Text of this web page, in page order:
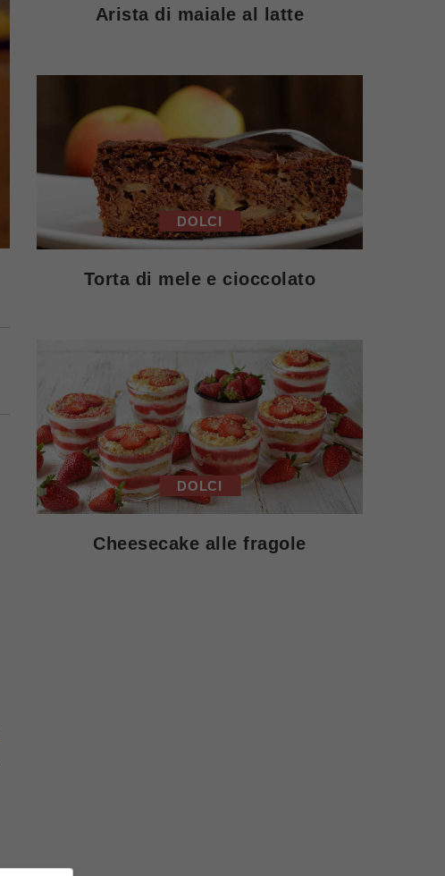
Arista di maiale al latte
DOLCI
Torta di mele e cioccolato
DOLCI
Cheesecake alle fragole